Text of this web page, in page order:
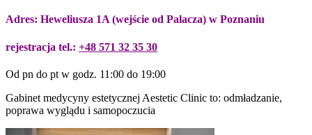
Adres: Heweliusza 1A (wejście od Palacza) w Poznaniu
rejestracja tel.: +48 571 32 35 30
Od pn do pt w godz. 11:00 do 19:00
Gabinet medycyny estetycznej Aestetic Clinic to: odmładzanie,
poprawa wyglądu i samopoczucia